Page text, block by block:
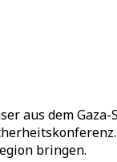
aus dem
bringen.